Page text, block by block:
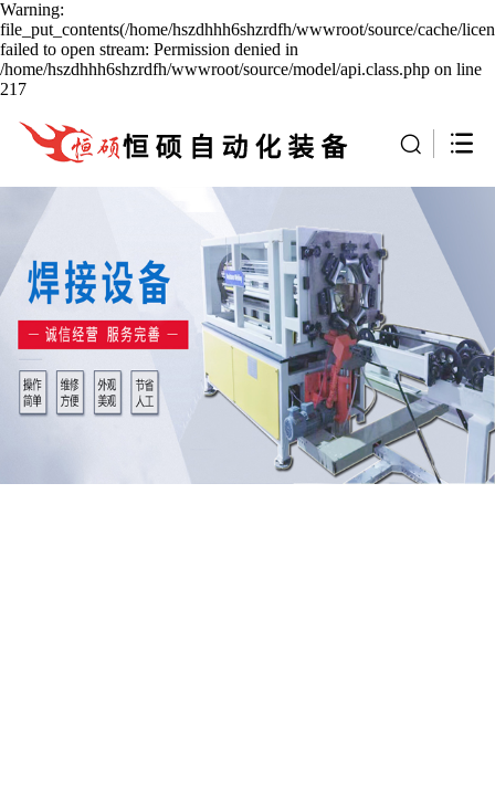
Warning:
file_put_contents(/home/hszdhhh6shzrdfh/wwwroot/source/cache/
failed to open stream: Permission denied in
/home/hszdhhh6shzrdfh/wwwroot/source/model/api.class.php on line
217